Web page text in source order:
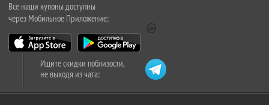
Все наши купоны доступны
через Мобильное Приложение:
Ищите скидки поблизости,
не выходя из чата: